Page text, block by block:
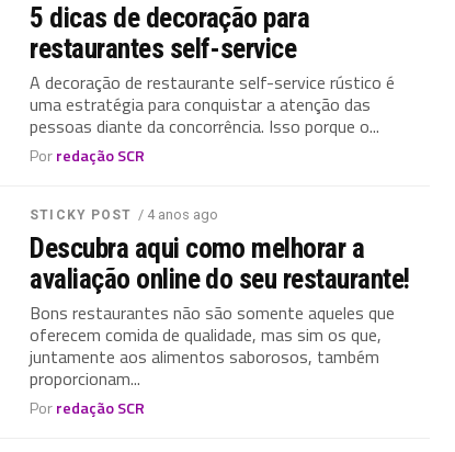
5 dicas de decoração para
restaurantes self-service
A decoração de restaurante self-service rústico é
uma estratégia para conquistar a atenção das
pessoas diante da concorrência. Isso porque o...
Porredação SCR
STICKY POST / 4 anos ago
Descubra aqui como melhorar a
avaliação online do seu restaurante!
Bons restaurantes não são somente aqueles que
oferecem comida de qualidade, mas sim os que,
juntamente aos alimentos saborosos, também
proporcionam...
Porredação SCR